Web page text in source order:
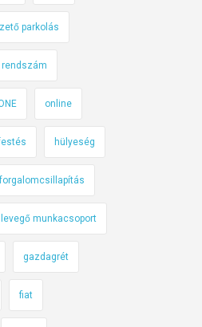
parkolás
rendszám
online
hülyeség
forgalomcsillapítás
levegő munkacsoport
gazdagrét
fiat